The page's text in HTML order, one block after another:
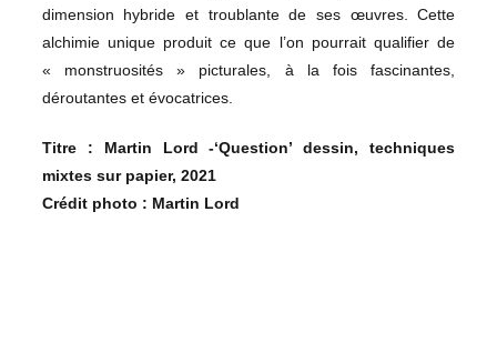
dimension hybride et troublante de ses œuvres. Cette
alchimie unique produit ce que l’on pourrait qualifier de
« monstruosités » picturales, à la fois fascinantes,
déroutantes et évocatrices.
Titre :
Martin Lord -‘Question’ dessin, techniques
mixtes sur papier, 2021
Crédit photo : Martin Lord